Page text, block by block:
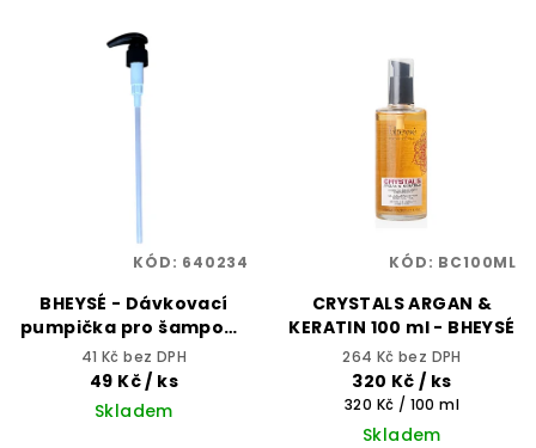
BHEYSÉ - Dávkovací
pumpička pro šampony
a kondicionéry 1000 ml
41 Kč bez DPH
49 Kč/ ks
Skladem
KÓD: 640234
CRYSTALS ARGAN &
KERATIN 100 ml - BHEYSÉ
264 Kč bez DPH
320 Kč/ ks
Měrná
cena:
320 Kč / 100 ml
Skladem
KÓD: BC100ML